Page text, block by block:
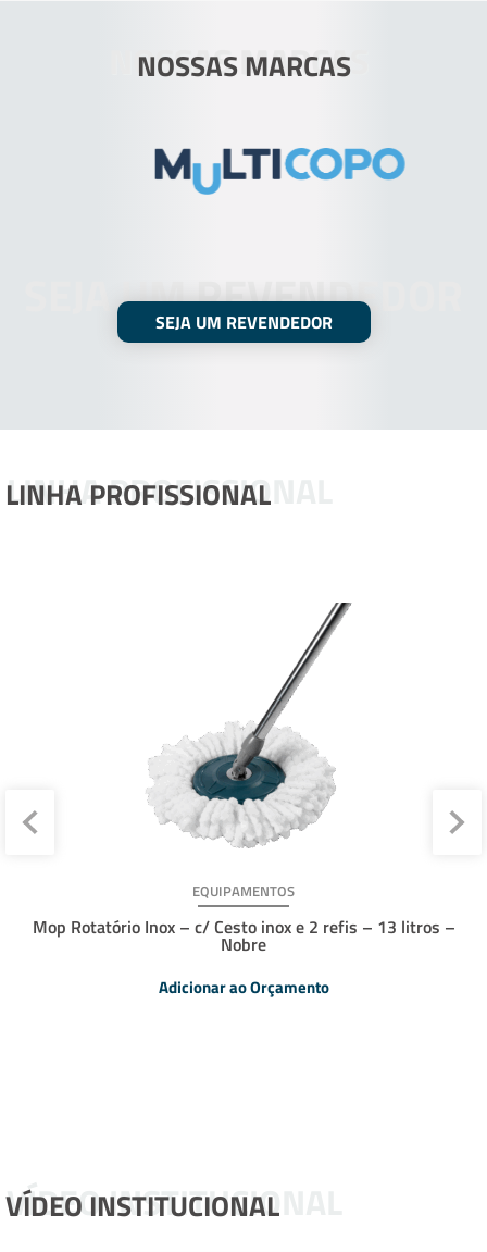
NOSSAS MARCAS
NOSSAS MARCAS
SEJA UM REVENDEDOR
SEJA UM REVENDEDOR
LINHA PROFISSIONAL
LINHA PROFISSIONAL
EQUIPAMENTOS
Mop Rotatório Inox – c/ Cesto inox e 2 refis – 13 litros –
Nobre
Adicionar ao Orçamento
VÍDEO INSTITUCIONAL
VÍDEO INSTITUCIONAL